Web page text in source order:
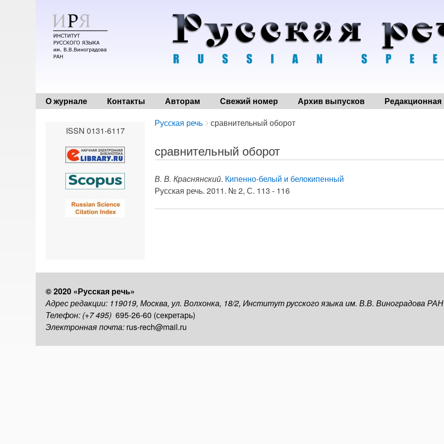
О журнале Контакты Авторам Свежий номер Архив выпусков Редакционная
Breadcrumbs
You
here:
Русская речь сравнительный оборот
сравнительный оборот
В. В. Краснянский. Кипенно-белый и белокипенный
Русская речь. 2011. № 2, С. 113 - 116
ISSN 0131-6117
© 2020 «Русская речь»
Адрес редакции: 119019, Москва, ул. Волхонка, 18/2, Институт русского языка им. В.В. Виноградова РАН
Телефон: (+7 495) 695-26-60 (секретарь)
Электронная почта: rus-rech@mail.ru